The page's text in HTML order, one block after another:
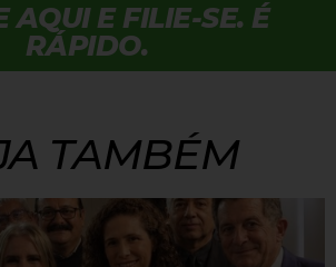
AQUI E FILIE-SE. É
RÁPIDO.
TAMBÉM